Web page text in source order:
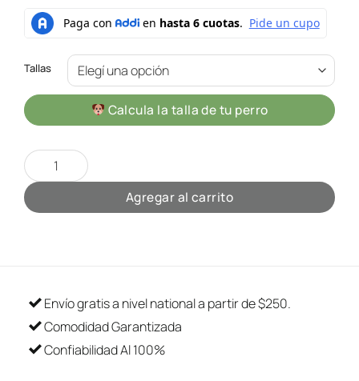
Tallas
Calcula la talla de tu perro
Saquito Santa Cool
Agregar al carrito
Envío gratis a nivel national a partir de $250.
Comodidad Garantizada
Confiabilidad Al 100%